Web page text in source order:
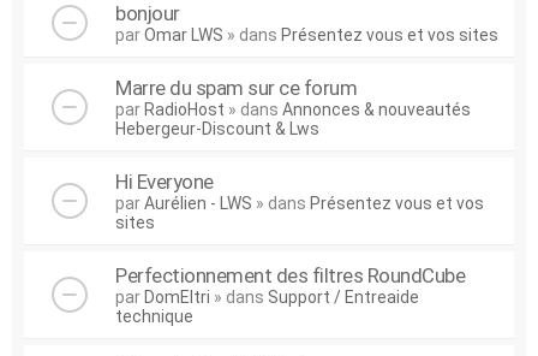
bonjour
parOmar LWS » dans Présentez vous et vos sites
Marre du spam sur ce forum
par RadioHost » dans Annonces & nouveautés
Hebergeur-Discount & Lws
Hi Everyone
parAurélien - LWS » dans Présentez vous et vos
sites
Perfectionnement des filtres RoundCube
par DomEltri » dans Support / Entreaide
technique